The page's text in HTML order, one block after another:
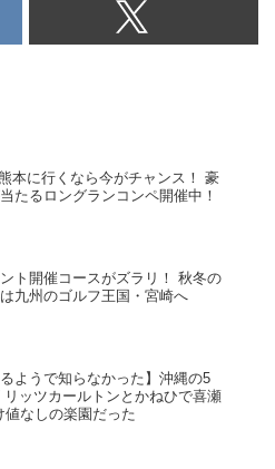
本に行くなら今がチャンス！ 豪
たるロングランコンペ開催中！
ント開催コースがズラリ！ 秋冬の
九州のゴルフ王国・宮崎へ
るようで知らなかった】沖縄の5
リッツカールトンとかねひで喜瀬
値なしの楽園だった